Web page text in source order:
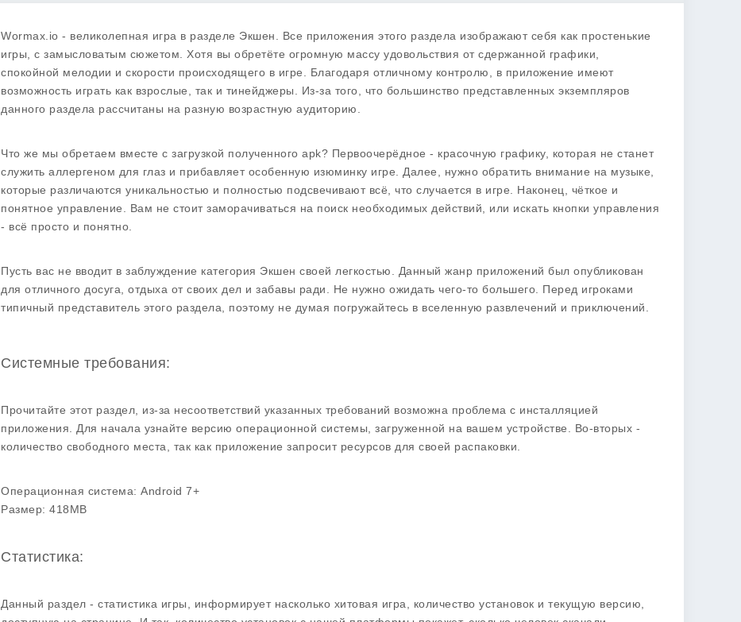
Wormax.io - великолепная игра в разделе Экшен. Все приложения этого раздела изображают себя как простенькие
игры, с замысловатым сюжетом. Хотя вы обретёте огромную массу удовольствия от сдержанной графики,
спокойной мелодии и скорости происходящего в игре. Благодаря отличному контролю, в приложение имеют
возможность играть как взрослые, так и тинейджеры. Из-за того, что большинство представленных экземпляров
данного раздела рассчитаны на разную возрастную аудиторию.
Что же мы обретаем вместе с загрузкой полученного apk? Первоочерёдное - красочную графику, которая не станет
служить аллергеном для глаз и прибавляет особенную изюминку игре. Далее, нужно обратить внимание на музыке,
которые различаются уникальностью и полностью подсвечивают всё, что случается в игре. Наконец, чёткое и
понятное управление. Вам не стоит заморачиваться на поиск необходимых действий, или искать кнопки управления
- всё просто и понятно.
Пусть вас не вводит в заблуждение категория Экшен своей легкостью. Данный жанр приложений был опубликован
для отличного досуга, отдыха от своих дел и забавы ради. Не нужно ожидать чего-то большего. Перед игроками
типичный представитель этого раздела, поэтому не думая погружайтесь в вселенную развлечений и приключений.
Системные требования:
Прочитайте этот раздел, из-за несоответствий указанных требований возможна проблема с инсталляцией
приложения. Для начала узнайте версию операционной системы, загруженной на вашем устройстве. Во-вторых -
количество свободного места, так как приложение запросит ресурсов для своей распаковки.
Операционная система: Android 7+
Размер: 418MB
Статистика:
Данный раздел - статистика игры, информирует насколько хитовая игра, количество установок и текущую версию,